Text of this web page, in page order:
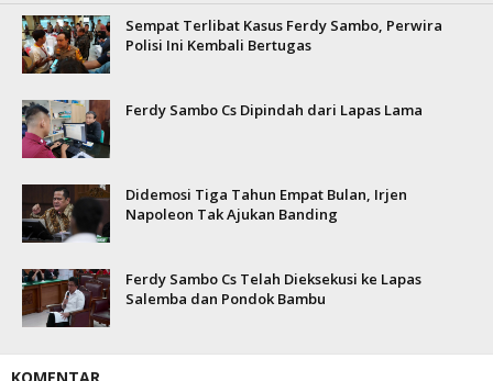
Sempat Terlibat Kasus Ferdy Sambo, Perwira
Polisi Ini Kembali Bertugas
Ferdy Sambo Cs Dipindah dari Lapas Lama
Didemosi Tiga Tahun Empat Bulan, Irjen
Napoleon Tak Ajukan Banding
Ferdy Sambo Cs Telah Dieksekusi ke Lapas
Salemba dan Pondok Bambu